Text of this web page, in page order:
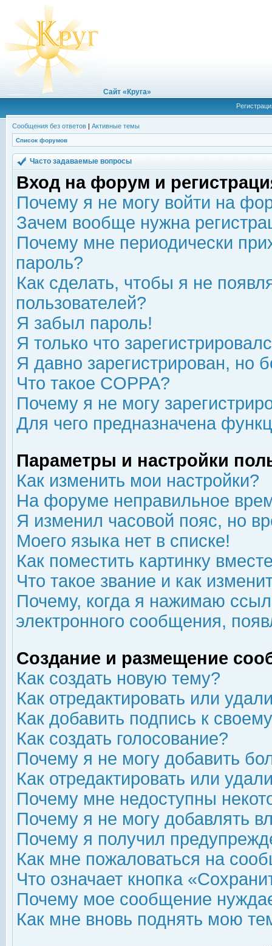
Сайт «Круга»
Сообщения без ответов | Активные темы
Список форумов
Часто задаваемые вопросы
Вход на форум и
Почему я не могу войти на
Зачем вообще нужна
Почему мне периодически
пароль?
Как сделать, чтобы я не
пользователей?
Я забыл пароль!
Я только что
Я давно зарегистрирован, но
Что такое COPPA?
Почему я не могу
Для чего предназначена
Параметры и настройки
Как изменить мои настройки?
На форуме неправильное
Я изменил часовой пояс, но
Моего языка нет в списке!
Как поместить картинку
Что такое звание и как
Почему, когда я нажимаю
электронного сообщения,
Создание и размещение
Как создать новую тему?
Как отредактировать или
Как добавить подпись к
Как создать голосование?
Почему я не могу добавить
Как отредактировать или
Почему мне недоступны
Почему я не могу добавлять
Почему я получил
Как мне пожаловаться на
Что означает кнопка
Почему мое сообщение
Как мне вновь поднять мою